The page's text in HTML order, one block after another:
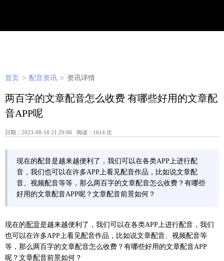
首页 > 配音资讯 > 资讯详情
两百字的文章配音怎么收费 有哪些好用的文章配
音APP呢
日期：2023-08-18 21:29:06 阅读：1614 次
现在的配音是越来越便利了，我们可以在各类APP上进行配
音，我们也可以在许多APP上看见配音作品，比如说文章配
音、视频配音等等，那么两百字的文章配音怎么收费？有哪些
好用的文章配音APP呢？文章配音前景如何？
现在的配音是越来越便利了，我们可以在各类APP上进行配音，我们
也可以在许多APP上看见配音作品，比如说文章配音、视频配音等
等，那么两百字的文章配音怎么收费？有哪些好用的文章配音APP
呢？文章配音前景如何？